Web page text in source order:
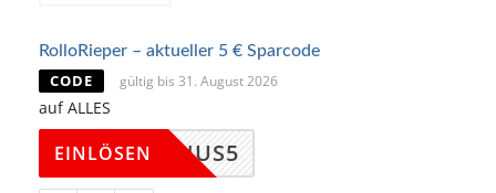
RolloRieper – aktueller 5 € Sparcode
CODE gültig bis 31. August 2026
auf ALLES
ERBONUS5
EINLÖSEN